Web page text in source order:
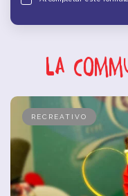
La
RECREATIVO